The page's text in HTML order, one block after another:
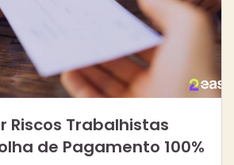
Riscos Trabalhistas
de Pagamento 100%